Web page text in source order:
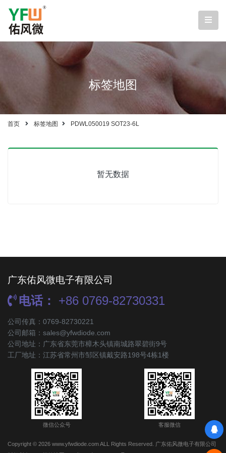
标签地图
首页 标签地图 PDWL050019 SOT23-6L
暂无数据
广东佑风微电子有限公司
电话： +86 0769-82730331
公司传真：0769-82730221
公司邮箱：sales@yfwdiode.com
公司地址：广东省东莞市樟木头镇南城路翠碧街9号
工厂地址：江苏省常州市邹区镇戴安路198号4栋1楼
微信公众号 客服微信
Copyright © 2026 www.yfwdiode.com ALL Rights Reserved. 广东佑风微电子有限公司